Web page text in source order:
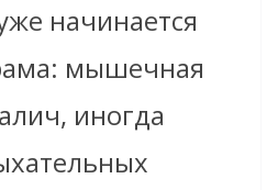
начинается
мышечная
иногда